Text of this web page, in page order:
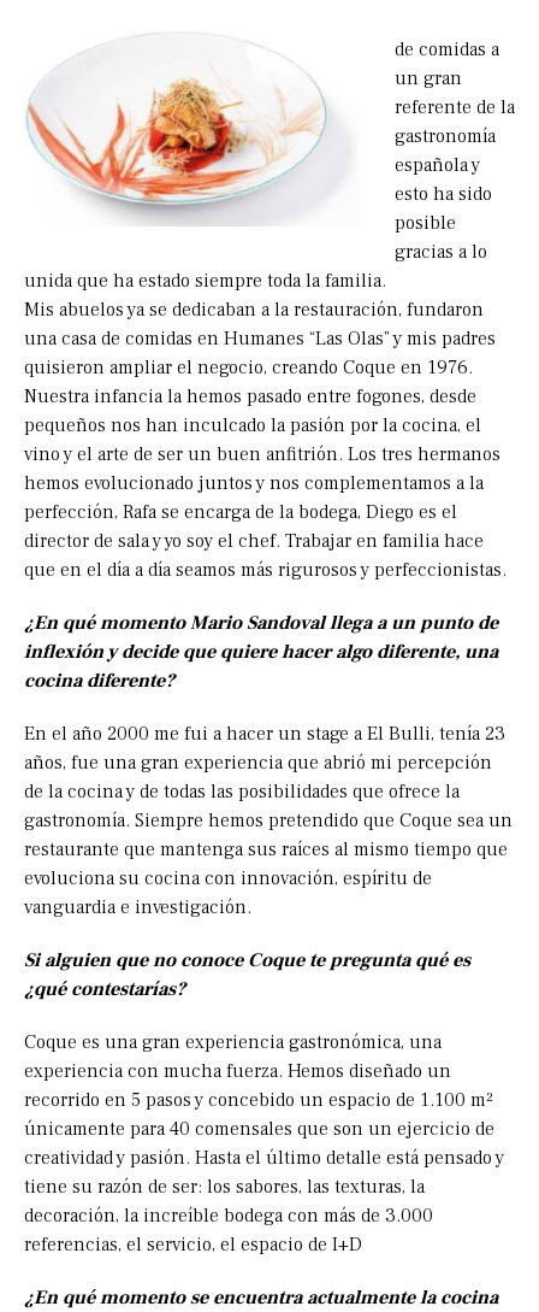
de comidas a
un gran
referente de la
gastronomía
española y
esto ha sido
posible
gracias a lo
unida que ha estado siempre toda la familia.
Mis abuelos ya se dedicaban a la restauración, fundaron
una casa de comidas en Humanes “Las Olas” y mis padres
quisieron ampliar el negocio, creando Coque en 1976.
Nuestra infancia la hemos pasado entre fogones, desde
pequeños nos han inculcado la pasión por la cocina, el
vino y el arte de ser un buen anfitrión. Los tres hermanos
hemos evolucionado juntos y nos complementamos a la
perfección, Rafa se encarga de la bodega, Diego es el
director de sala y yo soy el chef. Trabajar en familia hace
que en el día a día seamos más rigurosos y perfeccionistas.
¿En qué momento Mario Sandoval llega a un punto de
inflexión y decide que quiere hacer algo diferente, una
cocina diferente?
En el año 2000 me fui a hacer un stage a El Bulli, tenía 23
años, fue una gran experiencia que abrió mi percepción
de la cocina y de todas las posibilidades que ofrece la
gastronomía. Siempre hemos pretendido que Coque sea un
restaurante que mantenga sus raíces al mismo tiempo que
evoluciona su cocina con innovación, espíritu de
vanguardia e investigación.
Si alguien que no conoce Coque te pregunta qué es
¿qué contestarías?
Coque es una gran experiencia gastronómica, una
experiencia con mucha fuerza. Hemos diseñado un
recorrido en 5 pasos y concebido un espacio de 1.100 m²
únicamente para 40 comensales que son un ejercicio de
creatividad y pasión. Hasta el último detalle está pensado y
tiene su razón de ser: los sabores, las texturas, la
decoración, la increíble bodega con más de 3.000
referencias, el servicio, el espacio de I+D
¿En qué momento se encuentra actualmente la cocina